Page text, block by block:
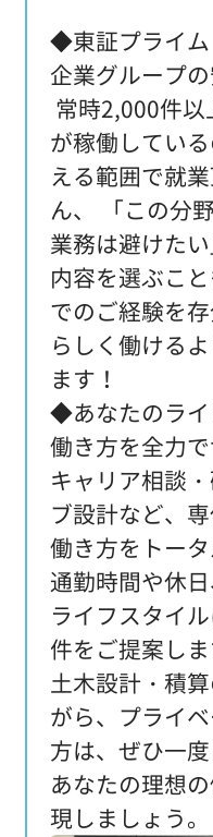
◆東証プライ
企業グループ
常時2,000件
が稼働してい
える範囲で就
ん、 「この分
業務は避けた
内容を選ぶこ
でのご経験を
らしく働ける
ます！
◆あなたのライ
働き方を全力で
キャリア相談
ブ設計など、
働き方をトータ
通勤時間や休
ライフスタイ
件をご提案しま
土木設計・積
がら、プライ
方は、ぜひ一
あなたの理想
現しましょう。